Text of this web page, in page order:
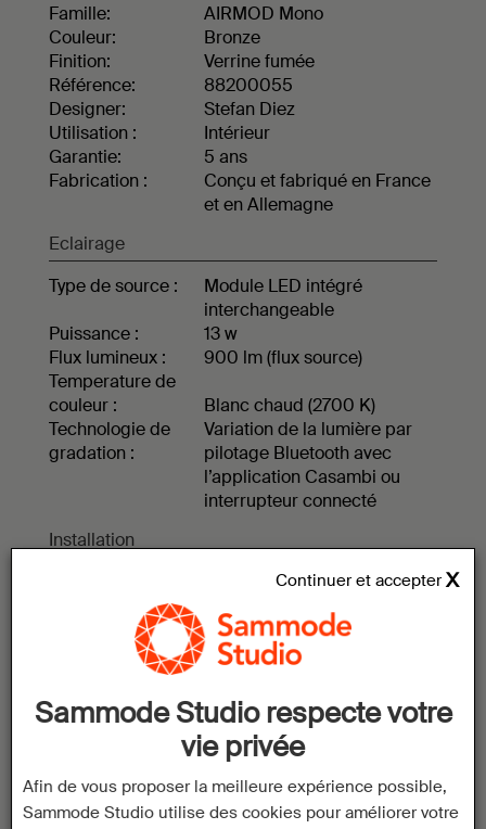
Famille:
AIRMOD Mono
Couleur:
Bronze
Finition:
Verrine fumée
Référence:
88200055
Designer:
Stefan Diez
Utilisation :
Intérieur
Garantie:
5 ans
Fabrication :
Conçu et fabriqué en France
et en Allemagne
Eclairage
Type de source :
Module LED intégré
interchangeable
Puissance :
13 w
Flux lumineux :
900 lm (flux source)
Temperature de
couleur :
Blanc chaud (2700 K)
Technologie de
gradation :
Variation de la lumière par
pilotage Bluetooth avec
l’application Casambi ou
interrupteur connecté
Installation
Ce luminaire est livré prêt
suspension :
1 x 3 m inclus
Kit de sortie murale
:
Inclus
Structure :
Corps en aluminium Bronze.
Couronne interchangeable :
Continuer et accepter
Sammode Studio respecte votre
vie privée
Afin de vous proposer la meilleure expérience possible,
Sammode Studio utilise des cookies pour améliorer votre